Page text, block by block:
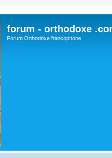
forum - orthodoxe
Forum Orthodoxe francophone